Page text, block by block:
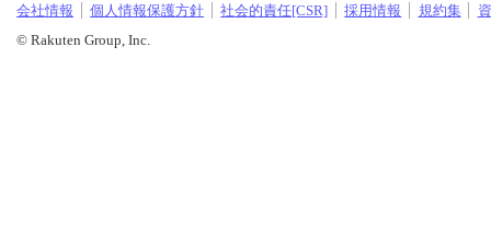
会社情報 個人情報保護方針 社会的責任[CSR] 採用情報 規約集
© Rakuten Group, Inc.